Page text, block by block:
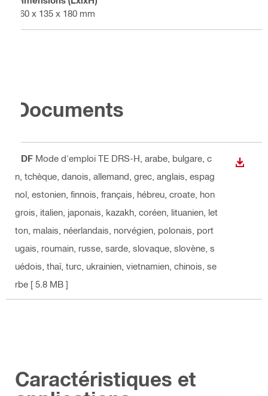
960 x 135 x 180 mm
Documents
PDF Mode d'emploi TE DRS-H , arabe, bulgare, c
n, tchèque, danois, allemand, grec, anglais, espag
nol, estonien, finnois, français, hébreu, croate, hon
grois, italien, japonais, kazakh, coréen, lituanien, let
ton, malais, néerlandais, norvégien, polonais, port
ugais, roumain, russe, sarde, slovaque, slovène, s
uédois, thaï, turc, ukrainien, vietnamien, chinois, se
rbe [ 5.8 MB ]
Caractéristiques et